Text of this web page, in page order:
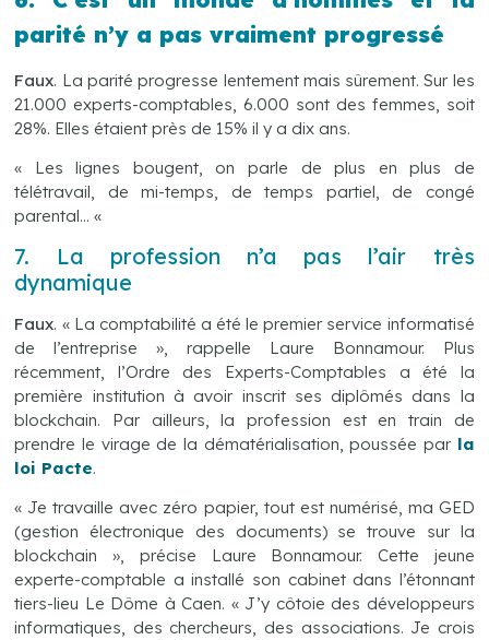
parité n’y a pas vraiment progressé
Faux. La parité progresse lentement mais sûrement. Sur les
21.000 experts-comptables, 6.000 sont des femmes, soit
28%. Elles étaient près de 15% il y a dix ans.
« Les lignes bougent, on parle de plus en plus de
télétravail, de mi-temps, de temps partiel, de congé
parental… «
7. La profession n’a pas l’air très
dynamique
Faux. « La comptabilité a été le premier service informatisé
de l’entreprise », rappelle Laure Bonnamour. Plus
récemment, l’Ordre des Experts-Comptables a été la
première institution à avoir inscrit ses diplômés dans la
blockchain. Par ailleurs, la profession est en train de
prendre le virage de la dématérialisation, poussée par la
loi Pacte.
« Je travaille avec zéro papier, tout est numérisé, ma GED
(gestion électronique des documents) se trouve sur la
blockchain », précise Laure Bonnamour. Cette jeune
experte-comptable a installé son cabinet dans l’étonnant
tiers-lieu Le Dôme à Caen. « J’y côtoie des développeurs
informatiques, des chercheurs, des associations. Je crois